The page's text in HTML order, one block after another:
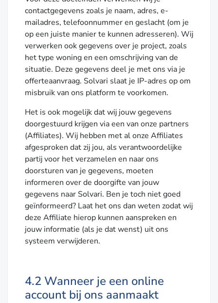
contactgegevens zoals je naam, adres, e-
mailadres, telefoonnummer en geslacht (om je
op een juiste manier te kunnen adresseren). Wij
verwerken ook gegevens over je project, zoals
het type woning en een omschrijving van de
situatie. Deze gegevens deel je met ons via je
offerteaanvraag. Solvari slaat je IP-adres op om
misbruik van ons platform te voorkomen.
Het is ook mogelijk dat wij jouw gegevens
doorgestuurd krijgen via een van onze partners
(Affiliates). Wij hebben met al onze Affiliates
afgesproken dat zij jou, als verantwoordelijke
partij voor het verzamelen en naar ons
doorsturen van je gegevens, moeten
informeren over de doorgifte van jouw
gegevens naar Solvari. Ben je toch niet goed
geïnformeerd? Laat het ons dan weten zodat wij
deze Affiliate hierop kunnen aanspreken en
jouw informatie (als je dat wenst) uit ons
systeem verwijderen.
4.2 Wanneer je een online
account bij ons aanmaakt